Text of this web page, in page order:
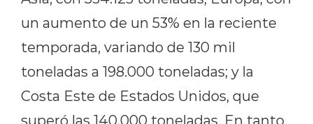
un aumento de un 53% en la reciente
temporada, variando de 130 mil
toneladas a 198.000 toneladas; y la
Costa Este de Estados Unidos, que
superó las 140.000 toneladas. En tanto,